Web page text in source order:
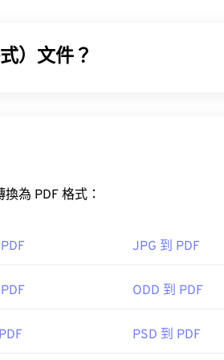
）文件？
用 Adobe Acrobat Reader 。 Adobe
都能直接開啟 PDF 檔案。你可能需
FreeConvert.com 可以將您的其他檔案轉換為 PDF 格式：
JPG 到 PDF
ODD 到 PDF
PSD 到 PDF